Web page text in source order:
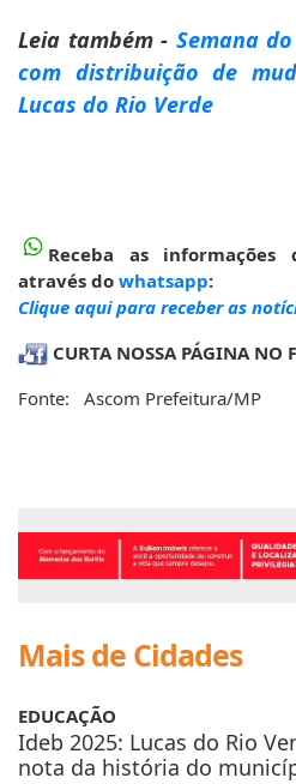
Leia também - Semana
com distribuição de
Lucas do Rio Verde
Receba as
através do whatsapp:
Clique aqui para receber as
CURTA NOSSA PÁGINA NO
Fonte: Ascom Prefeitura/MP
Mais de Cidades
EDUCAÇÃO
Ideb 2025: Lucas do Rio
nota da história do